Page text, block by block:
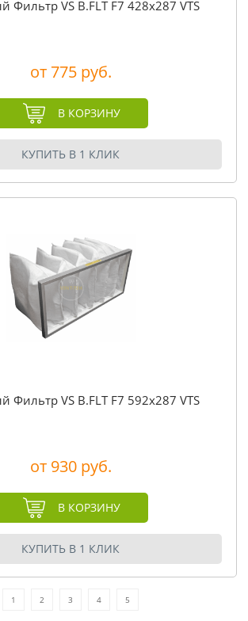
Фильтр VS B.FLT F7 428x287 VTS
от 775 руб.
В КОРЗИНУ
КУПИТЬ В 1 КЛИК
Фильтр VS B.FLT F7 592x287 VTS
от 930 руб.
В КОРЗИНУ
КУПИТЬ В 1 КЛИК
1 2 3 4 5